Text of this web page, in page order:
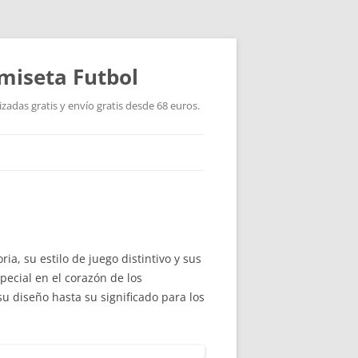
Futbol
gratis y envío gratis desde 68 euros.
su estilo de juego distintivo y sus
en el corazón de los
diseño hasta su significado para los